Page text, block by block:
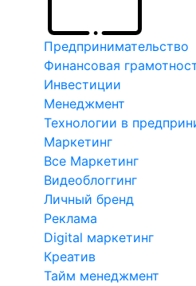
Предпринимательство
Финансовая
Инвестиции
Менеджмент
Технологии в
Маркетинг
Все Маркетинг
Видеоблоггинг
Личный бренд
Реклама
Digital маркетинг
Креатив
Тайм менеджмент